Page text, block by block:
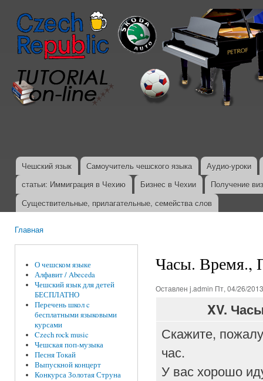
Главное меню
Чешский язык Самоучитель чешского языка
Аудио-уроки
статьи: Иммиграция в Чехию
Бизнес в Чехии
Получение
Существительные, прилагательные, семейства слов
Главная
О чешском языке
Алфавит / Abeceda
Чешский язык для детей
БЕСПЛАТНО
Перечень школ c
бесплатными языковыми
курсами
Czech rock music
Чешская поп-музыка
Песня Токай
Выпускной концерт
Конкурса Золотая Струна
Часы. Время.,
Оставлен j.admin Пт, 04/26/
XV.
Скажите,
час.
У вас хорошо